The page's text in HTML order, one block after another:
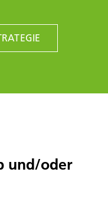
und/oder